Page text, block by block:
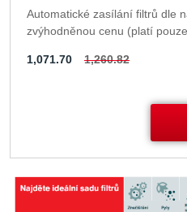
Automatické zasílání filtrů dle
zvýhodněnou cenu (platí
1,071.70 1,260.82